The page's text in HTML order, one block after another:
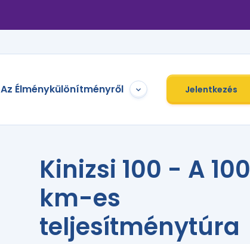
Az Élménykülönítményről Jelentkezés
Kinizsi 100 - A 100
km-es
teljesítménytúra